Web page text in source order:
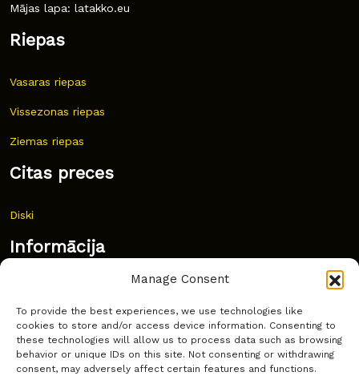
Manage Consent
To provide the best experiences, we use technologies like
cookies to store and/or access device information. Consenting to
these technologies will allow us to process data such as browsing
behavior or unique IDs on this site. Not consenting or withdrawing
consent, may adversely affect certain features and functions.
Mājas lapa: latakko.eu
Riepas
Vasaras riepas
Vissezonas riepas
Ziemas riepas
Citas preces
Diski
Informācija
Bieži uzdoti jautājumi
Kur pirkt?
Sīkdatņu politika